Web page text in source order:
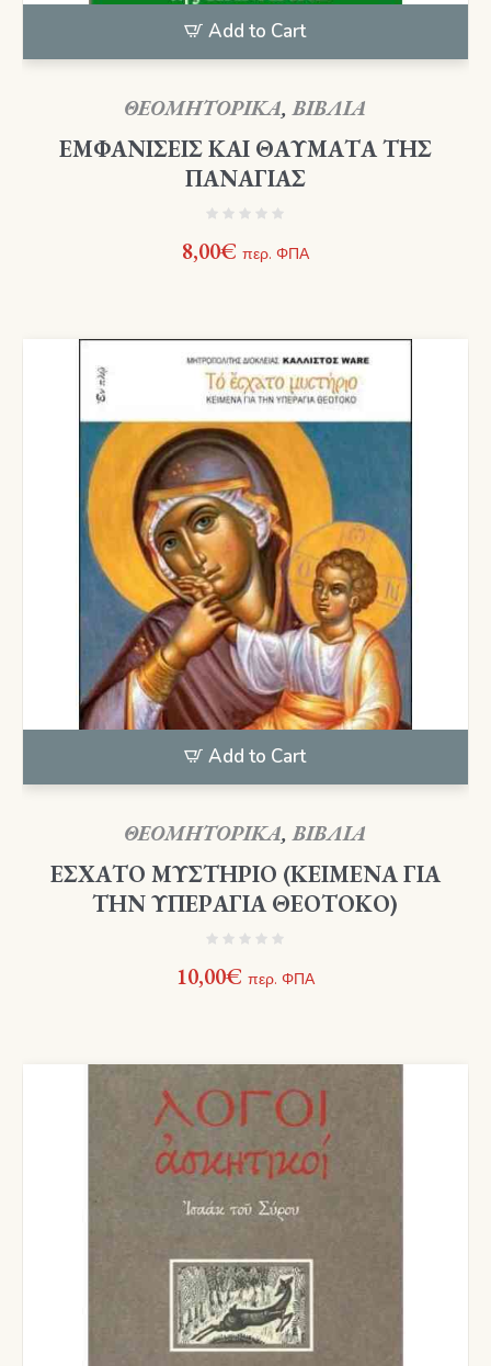
Add to Cart
ΘΕΟΜΗΤΟΡΙΚΑ,ΒΙΒΛΙΑ
ΕΜΦΑΝΙΣΕΙΣ ΚΑΙ ΘΑΥΜΑΤΑ ΤΗΣ
ΠΑΝΑΓΙΑΣ
8,00€ περ. ΦΠΑ
Add to Cart
ΘΕΟΜΗΤΟΡΙΚΑ,ΒΙΒΛΙΑ
ΕΣΧΑΤΟ ΜΥΣΤΗΡΙΟ (ΚΕΙΜΕΝΑ ΓΙΑ
ΤΗΝ ΥΠΕΡΑΓΙΑ ΘΕΟΤΟΚΟ)
10,00€ περ. ΦΠΑ